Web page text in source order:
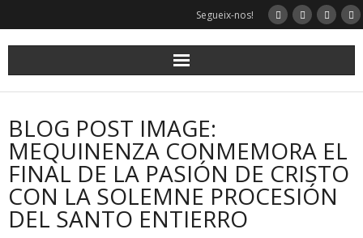
Segueix-nos!
BLOG POST IMAGE:
MEQUINENZA CONMEMORA EL
FINAL DE LA PASIÓN DE CRISTO
CON LA SOLEMNE PROCESIÓN
DEL SANTO ENTIERRO